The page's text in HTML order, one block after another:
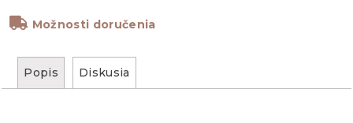
Možnosti doručenia
Popis Diskusia